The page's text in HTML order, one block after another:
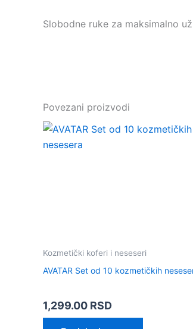
Slobodne ruke za maksimalno
Povezani proizvodi
Kozmetički koferi i neseseri
AVATAR Set od 10 kozmetičkih
1,299.00 RSD